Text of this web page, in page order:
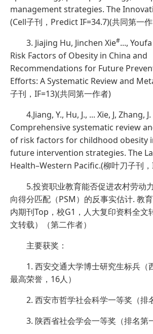
management strategies. The
(Cell子刊，Predict IF=34.7)(共同第一
3. Jiajing Hu, Jinchen Xie#...,
Risk Factors of Obesity in China and
Recommendations for Future
Efforts: A Systematic Review and
子刊，IF=13)(共同第一作者)
4.Jiang, Y., Hu, J., ... Xie, J, Zhang,
Comprehensive systematic review
of risk factors for childhood obesity
future intervention strategies. The
Health–Western Pacific.(柳叶刀子刊
5.投资职业教育能否促进农村劳
向得分匹配（PSM）的反事实估计. 教
内期刊Top，校G1，人大复印资料全文
文转载）（第二作者）
主要获奖：
1. 西安交通大学博士研究生标兵（
最高荣誉，16人）
2. 西安市哲学社会科学一等奖（排
3. 陕西省社会学会一等奖（排名第